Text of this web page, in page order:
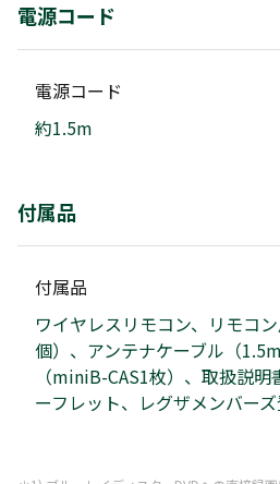
電源コード
電源コード
約1.5m
付属品
付属品
ワイヤレスリモコン、リモコ
個）、アンテナケーブル（
（miniB-CAS1枚）、取扱説
ーフレット、レグザメンバー